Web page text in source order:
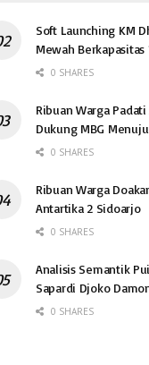
Soft Launching KM
Mewah Berkapasitas
0 SHARES
Ribuan Warga
Dukung MBG
0 SHARES
Ribuan Warga
Antartika 2 Sidoarjo
0 SHARES
Analisis Semantik
Sapardi Djoko
0 SHARES